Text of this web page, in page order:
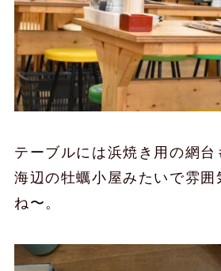
テーブルには浜焼き用の網台
海辺の牡蠣小屋みたいで雰囲
ね〜。